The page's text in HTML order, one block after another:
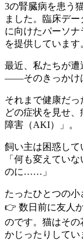
3の腎臓病を患う
ました。臨床デ
に向けたパーソ
を提供しています
最近、私たちが遭
——そのきっかけ
それまで健康だ
どの症状を見せ
障害（AKI）」。
飼い主は困惑して
「何も変えてい
のに……」
たったひとつの小
👉 数日前に友人
のです。猫はその
かじったりしてい